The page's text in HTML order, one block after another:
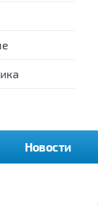
Новости